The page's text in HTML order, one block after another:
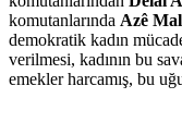
komutanlarında Azê
demokratik kadın
verilmesi, kadının bu
emekler harcamış, bu